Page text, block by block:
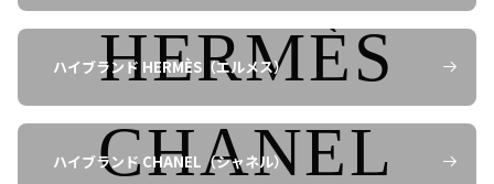
スタッフ
はい、ミナペルホネン（mina
perhonen）のまとめて買取も可能
です。ワンピース、トップス、スカ
ート、パンツ、コート、バッグ、小
物など複数アイテムを一括査定する
ことで、さらに高価買取になる場合
ハイブランド HERMÈS（エルメス）
ハイブランド CHANEL（シャネル）